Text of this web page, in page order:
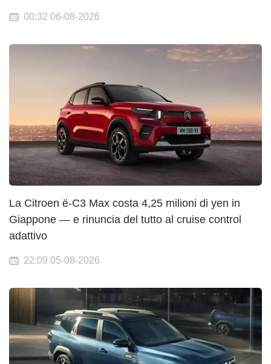
00:32 06-08-2026
La Citroen ë-C3 Max costa 4,25 milioni di yen in
Giappone — e rinuncia del tutto al cruise control
adattivo
22:09 05-08-2026